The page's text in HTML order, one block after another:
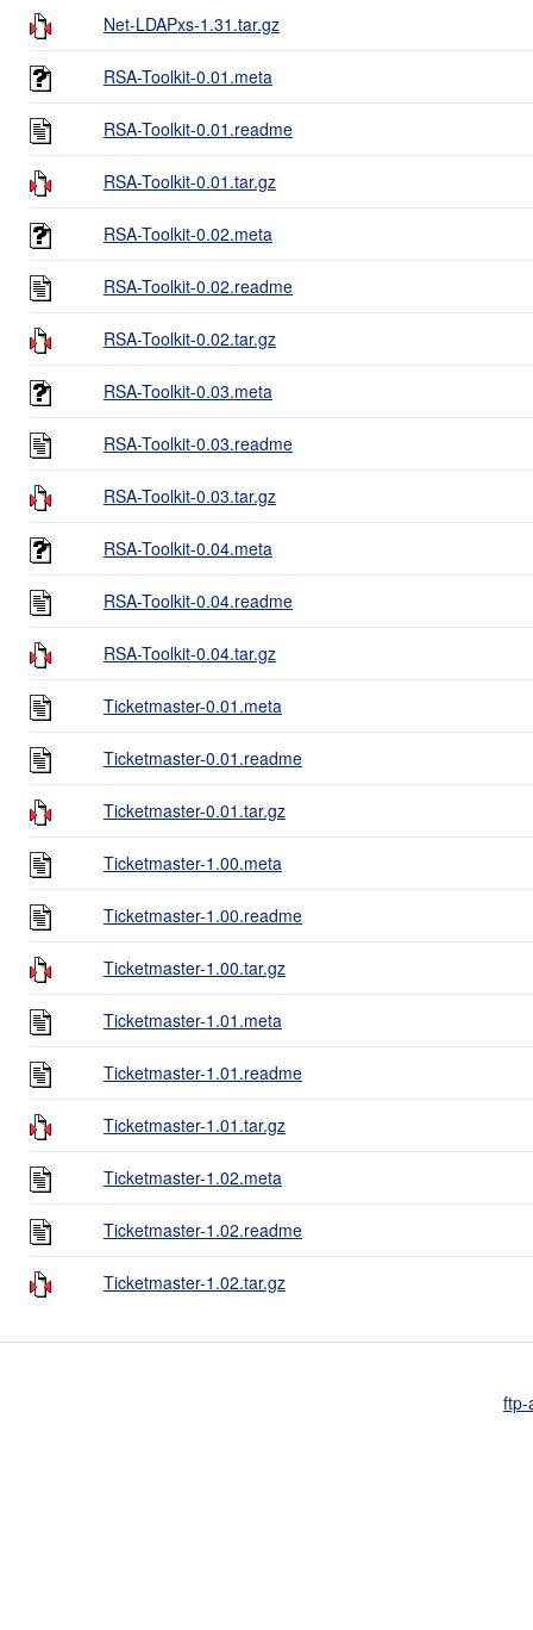
Net-LDAPxs-1.31.tar.gz
RSA-Toolkit-0.01.meta
RSA-Toolkit-0.01.readme
RSA-Toolkit-0.01.tar.gz
RSA-Toolkit-0.02.meta
RSA-Toolkit-0.02.readme
RSA-Toolkit-0.02.tar.gz
RSA-Toolkit-0.03.meta
RSA-Toolkit-0.03.readme
RSA-Toolkit-0.03.tar.gz
RSA-Toolkit-0.04.meta
RSA-Toolkit-0.04.readme
RSA-Toolkit-0.04.tar.gz
Ticketmaster-0.01.meta
Ticketmaster-0.01.readme
Ticketmaster-0.01.tar.gz
Ticketmaster-1.00.meta
Ticketmaster-1.00.readme
Ticketmaster-1.00.tar.gz
Ticketmaster-1.01.meta
Ticketmaster-1.01.readme
Ticketmaster-1.01.tar.gz
Ticketmaster-1.02.meta
Ticketmaster-1.02.readme
Ticketmaster-1.02.tar.gz
ftp-